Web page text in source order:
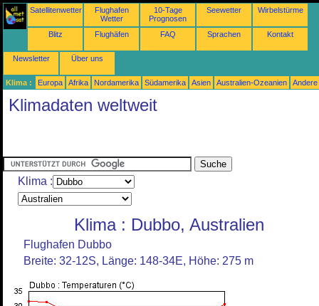
Satellitenwetter
Flughafen
Wetter
10-Tage
Prognosen
Seewetter Wirbelstürme
Blitz Flughäfen FAQ Sprachen Kontakt
Newsletter Über uns
Klima : Europa Afrika Nordamerika Südamerika Asien Australien-Ozeanien Andere
Klimadaten weltweit
Klima :
Klima : Dubbo, Australien
Flughafen Dubbo
Breite: 32-12S, Länge: 148-34E, Höhe: 275 m